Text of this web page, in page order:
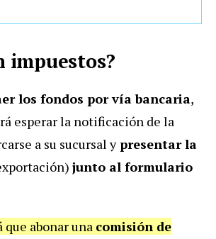
impuestos?
los fondos por vía bancaria,
esperar la notificación de la
a su sucursal ypresentar la
junto al formulario
que abonar una comisión de